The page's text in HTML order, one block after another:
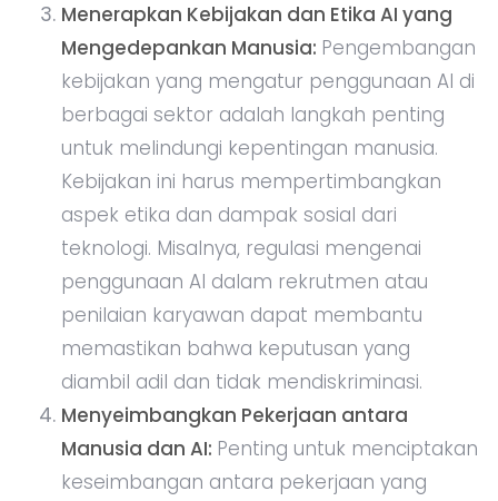
Menerapkan Kebijakan dan Etika AI yang
Mengedepankan Manusia: Pengembangan
kebijakan yang mengatur penggunaan AI di
berbagai sektor adalah langkah penting
untuk melindungi kepentingan manusia.
Kebijakan ini harus mempertimbangkan
aspek etika dan dampak sosial dari
teknologi. Misalnya, regulasi mengenai
penggunaan AI dalam rekrutmen atau
penilaian karyawan dapat membantu
memastikan bahwa keputusan yang
diambil adil dan tidak mendiskriminasi.
Menyeimbangkan Pekerjaan antara
Manusia dan AI: Penting untuk menciptakan
keseimbangan antara pekerjaan yang